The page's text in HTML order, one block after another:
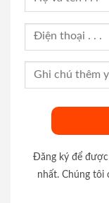
Đăng ký để
nhất. Chúng tôi